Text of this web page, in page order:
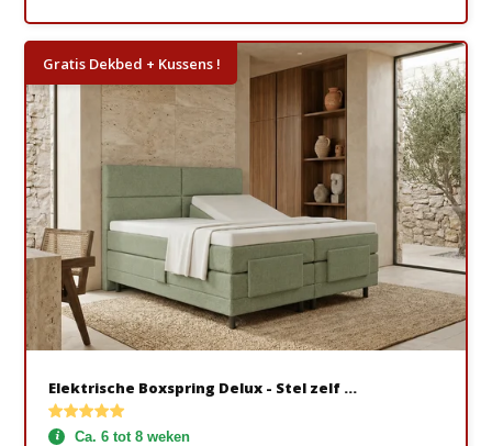
Gratis Dekbed + Kussens !
Elektrische Boxspring Delux - Stel zelf ...
Ca. 6 tot 8 weken